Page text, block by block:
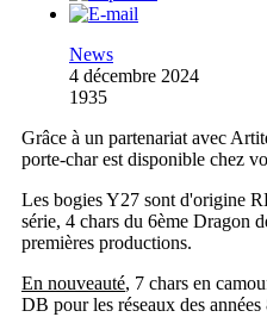
News
4 décembre 2024
1935
Grâce à un partenariat avec
porte-char est disponible chez
Les bogies Y27 sont d'origine
série, 4 chars du 6ème Dragon
premières productions.
En nouveauté, 7 chars en
DB pour les réseaux des années